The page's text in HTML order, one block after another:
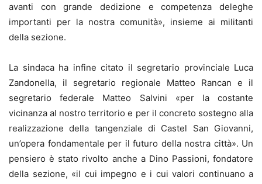
avanti con grande dedizione e competenza deleghe
importanti per la nostra comunità», insieme ai militanti
della sezione.
La sindaca ha infine citato il segretario provinciale Luca
Zandonella, il segretario regionale Matteo Rancan e il
segretario federale Matteo Salvini «per la costante
vicinanza al nostro territorio e per il concreto sostegno alla
realizzazione della tangenziale di Castel San Giovanni,
un’opera fondamentale per il futuro della nostra città». Un
pensiero è stato rivolto anche a Dino Passioni, fondatore
della sezione, «il cui impegno e i cui valori continuano a